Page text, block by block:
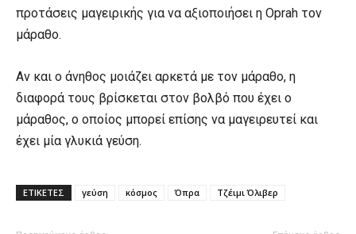
προτάσεις μαγειρικής για να αξιοποιήσει η Oprah τον
μάραθο.
Αν και ο άνηθος μοιάζει αρκετά με τον μάραθο, η
διαφορά τους βρίσκεται στον βολβό που έχει ο
μάραθος, ο οποίος μπορεί επίσης να μαγειρευτεί και
έχει μία γλυκιά γεύση.
ΕΤΙΚΕΤΕΣ γεύση κόσμος Όπρα Τζέιμι Όλιβερ